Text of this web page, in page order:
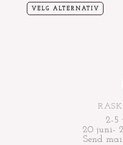
VELG ALTERNATIV
2-5
20 juni-
Send